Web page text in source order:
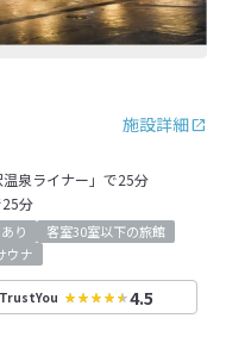
施設詳細
泉ライナー」で25分
分
り
客室30室以下の旅館
ウナ
TrustYou 4.5